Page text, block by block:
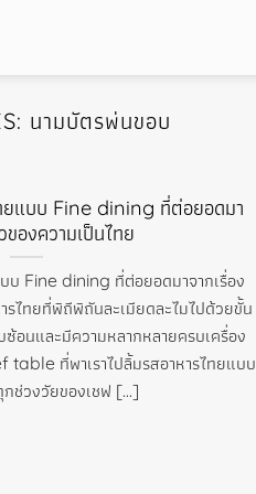
นามบัตรพ่นขอบ
ยแบบ Fine dining ที่ต่อยอดมา
ของความเป็นไทย
บ Fine dining ที่ต่อยอดมาจากเรื่อง
ไทยที่พิถีพิถันละเมียดละไมไปด้วยขั้น
อนและมีความหลากหลายครบเครื่อง
table ที่พาเราไปลิ้มรสอาหารไทยแบบ
ช่วงวัยของเชฟ [...]